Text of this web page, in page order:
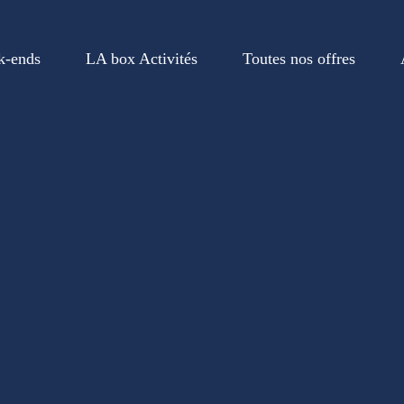
ends LA box Activités Toutes nos offres